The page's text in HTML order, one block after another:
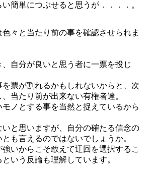
簡単につぶせると思うが．．．．。
々と当たり前の事を確認させられま
自分が良いと思う者に一票を投じ
票が割れるかもしれないからと、次
当たり前が出来ない有権者達。
ノとする事を当然と捉えているから
と思いますが、自分の確たる信念の
も言えるのではないでしょうか。
いからこそ敢えて迂回を選択するこ
いう反論も理解しています。